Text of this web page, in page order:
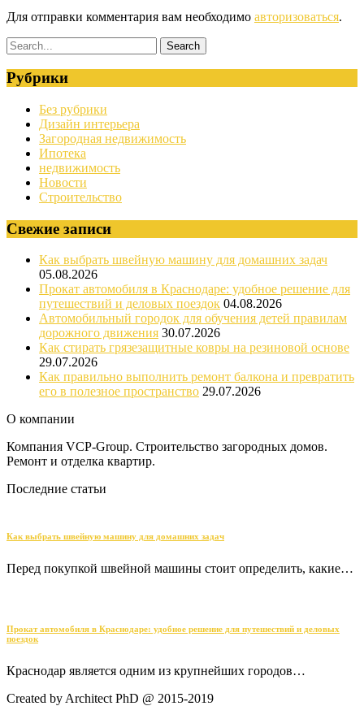
Для отправки комментария вам необходимо авторизоваться.
Рубрики
Без рубрики
Дизайн интерьера
Загородная недвижимость
Ипотека
недвижимость
Новости
Строительство
Свежие записи
Как выбрать швейную машину для домашних задач
05.08.2026
Прокат автомобиля в Краснодаре: удобное решение для
путешествий и деловых поездок 04.08.2026
Автомобильный городок для обучения детей правилам
дорожного движения 30.07.2026
Как стирать грязезащитные ковры на резиновой основе
29.07.2026
Как правильно выполнить ремонт балкона и превратить
его в полезное пространство 29.07.2026
О компании
Компания VCP-Group. Строительство загородных домов.
Ремонт и отделка квартир.
Последние статьи
Как выбрать швейную машину для домашних задач
Перед покупкой швейной машины стоит определить, какие…
Прокат автомобиля в Краснодаре: удобное решение для путешествий и деловых
поездок
Краснодар является одним из крупнейших городов…
Created by Architect PhD @ 2015-2019